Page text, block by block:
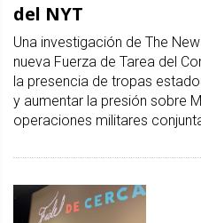
del NYT
Una investigación de The
nueva Fuerza de Tarea del
la presencia de tropas
y aumentar la presión sobre
operaciones militares